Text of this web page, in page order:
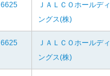
6625
ＪＡＬＣＯホールディ
ングス(株)
6625
ＪＡＬＣＯホールディ
ングス(株)